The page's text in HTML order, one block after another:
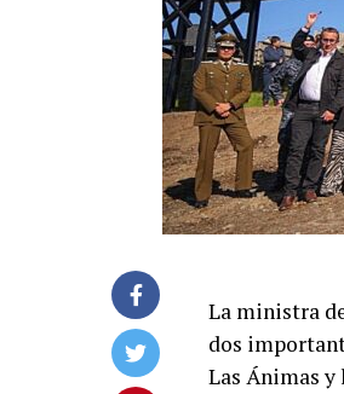
La ministra
dos
Las Ánimas